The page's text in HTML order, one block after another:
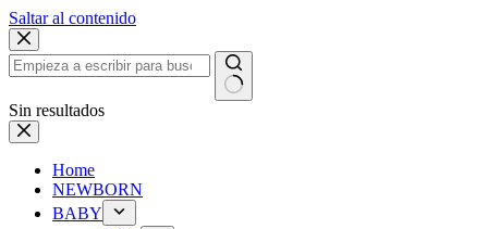
Saltar al contenido
Sin resultados
Home
NEWBORN
BABY